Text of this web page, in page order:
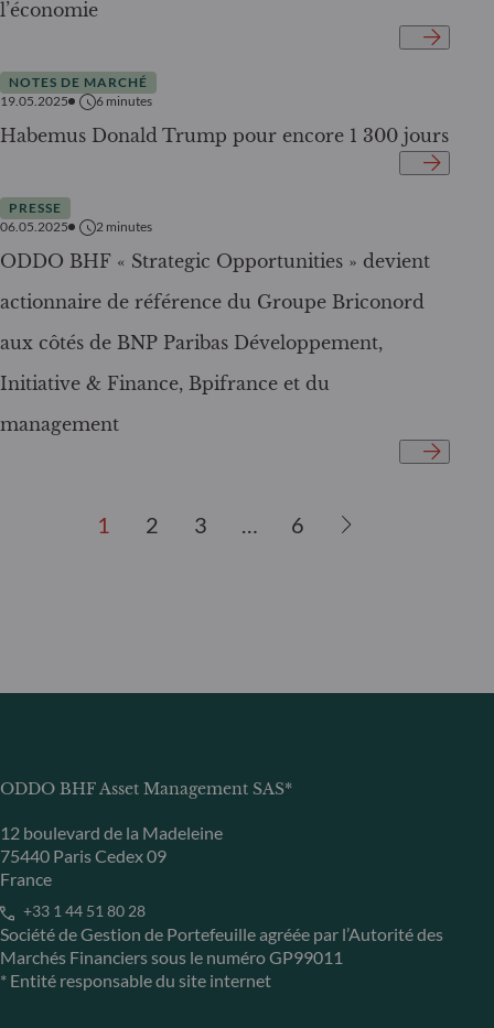
l’économie
NOTES DE MARCHÉ
19.05.2025
6 minutes
Habemus Donald Trump pour encore 1 300 jours
PRESSE
06.05.2025
2 minutes
ODDO BHF « Strategic Opportunities » devient
actionnaire de référence du Groupe Briconord
aux côtés de BNP Paribas Développement,
Initiative & Finance, Bpifrance et du
management
1 2 3 … 6
ODDO BHF Asset Management SAS*
12 boulevard de la Madeleine
75440 Paris Cedex 09
France
+33 1 44 51 80 28
Société de Gestion de Portefeuille agréée par l’Autorité des
Marchés Financiers sous le numéro GP99011
* Entité responsable du site internet